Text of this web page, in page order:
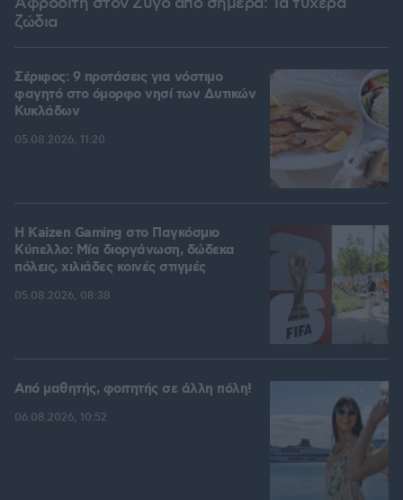
ζώδια
Σέριφος: 9 προτάσεις για νόστιμο
φαγητό στο όμορφο νησί των Δυτικών
Κυκλάδων
05.08.2026, 11:20
H Kaizen Gaming στο Παγκόσμιο
Kύπελλο: Μία διοργάνωση, δώδεκα
πόλεις, χιλιάδες κοινές στιγμές
05.08.2026, 08:38
Από μαθητής, φοιτητής σε άλλη πόλη!
06.08.2026, 10:52